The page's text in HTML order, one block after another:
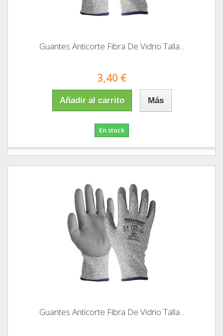
Guantes Anticorte Fibra De Vidrio Talla...
3,40 €
Añadir al carrito Más
En stock
Guantes Anticorte Fibra De Vidrio Talla...